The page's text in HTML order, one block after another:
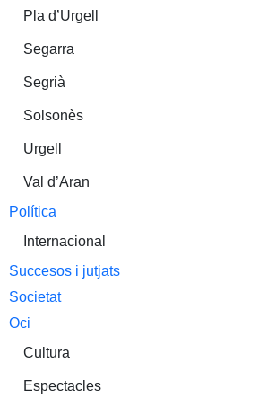
Pla d’Urgell
Segarra
Segrià
Solsonès
Urgell
Val d’Aran
Política
Internacional
Succesos i jutjats
Societat
Oci
Cultura
Espectacles